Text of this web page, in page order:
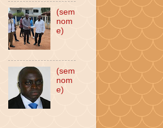
(sem
nom
e)
(sem
nom
e)